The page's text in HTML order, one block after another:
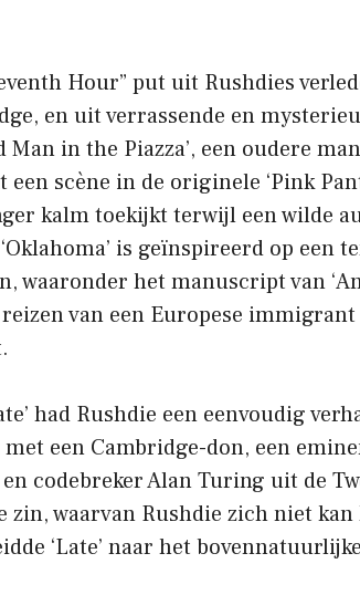
Hour” put uit Rushdies
en uit verrassende en
Man in the Piazza’, een oudere
een scène in de originele ‘Pink
kalm toekijkt terwijl een wilde
is geïnspireerd op een
waaronder het manuscript van
van een Europese
had Rushdie een eenvoudig
een Cambridge-don, een
codebreker Alan Turing uit de
zin, waarvan Rushdie zich niet
‘Late’ naar het